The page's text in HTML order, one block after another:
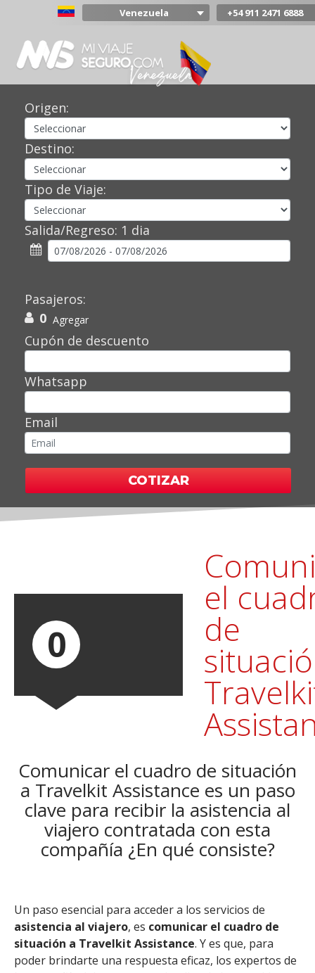
+54 911 2471 6888
Venezuela
Colombia
Mexico
Chile
Origen:
Destino:
Tipo de Viaje:
Salida/Regreso: 1 dia
Pasajeros:
0 Agregar
Cupón de descuento
Whatsapp
Email
COTIZAR
0
el
de
Comunicar el cuadro de situación
a Travelkit Assistance es un paso
clave para recibir la asistencia al
viajero contratada con esta
compañía ¿En qué consiste?
Un paso esencial para acceder a los servicios de
asistencia al viajero, es comunicar el cuadro de
situación a Travelkit Assistance. Y es que, para
poder brindarte una respuesta eficaz, los expertos de